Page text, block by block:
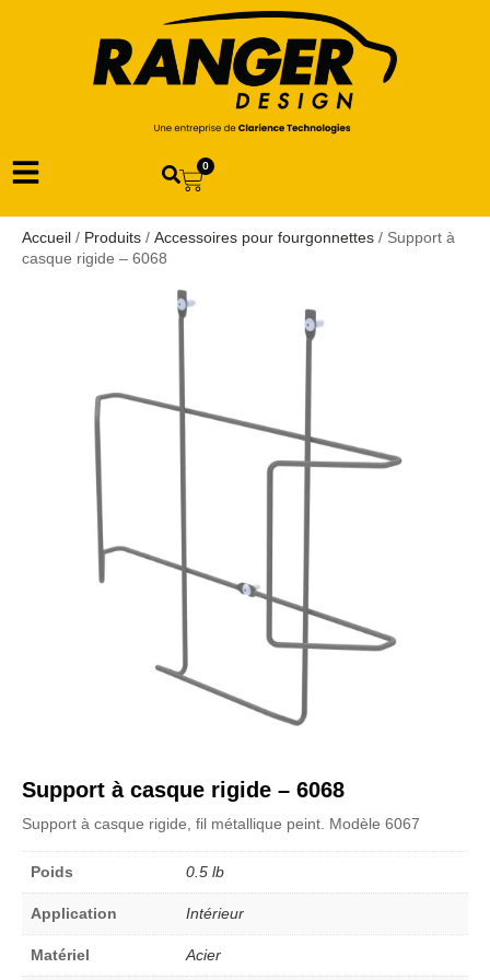
0
Accueil / Produits / Accessoires pour fourgonnettes / Support à
casque rigide – 6068
Support à casque rigide – 6068
Support à casque rigide, fil métallique peint. Modèle 6067
Poids 0.5 lb
Application Intérieur
Matériel Acier